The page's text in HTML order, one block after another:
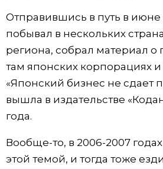
Общество
Культура
Жизнь
Технологии
Токио
Еда и напитки
Отправившись в путь в июне
побывал в нескольких
региона, собрал материал
там японских корпорациях
«Японский бизнес не сдает
вышла в издательстве
года.
Вообще-то, в 2006-2007
этой темой, и тогда тоже